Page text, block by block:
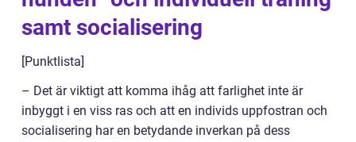
samt socialisering
[Punktlista]
– Det är viktigt att komma ihåg att farlighet inte är
inbyggt i en viss ras och att en individs uppfostran och
socialisering har en betydande inverkan på dess